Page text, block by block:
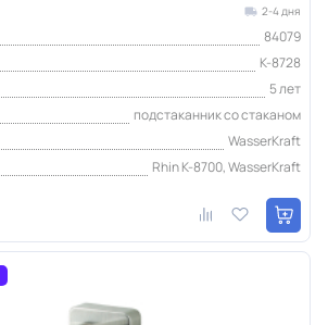
2-4 дня
84079
K-8728
5 лет
подстаканник со стаканом
WasserKraft
Rhin K-8700, WasserKraft